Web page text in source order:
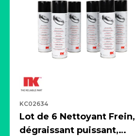
KC02634
Lot de 6 Nettoyant Frein,
dégraissant puissant,